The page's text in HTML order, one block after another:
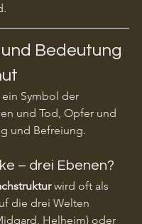
Bedeutung
ein Symbol der
und Tod, Opfer und
und Befreiung.
– drei Ebenen?
wird oft als
die drei Welten
Helheim) oder